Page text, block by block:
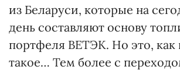
из Беларуси, которые на
день составляют основу
портфеля ВЕТЭК. Но это, как
такое… Тем более с